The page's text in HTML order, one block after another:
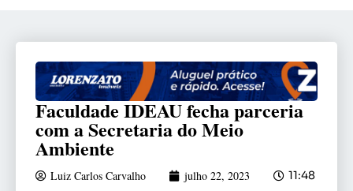
Faculdade IDEAU fecha parceria
com a Secretaria do Meio
Ambiente
Luiz Carlos Carvalho julho 22, 2023 11:48